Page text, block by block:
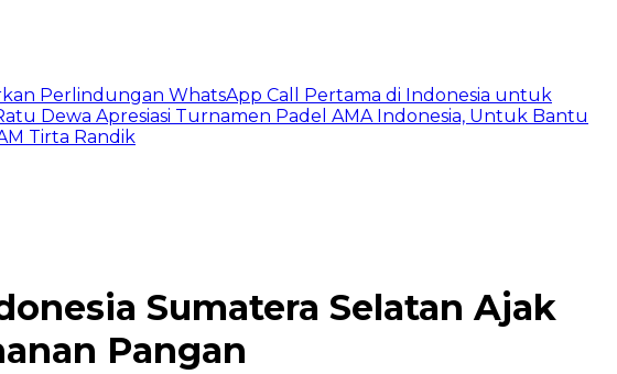
Perlindungan WhatsApp Call Pertama di Indonesia untuk
Dewa Apresiasi Turnamen Padel AMA Indonesia, Untuk Bantu
Tirta Randik
Sumatera Selatan Ajak
Pangan